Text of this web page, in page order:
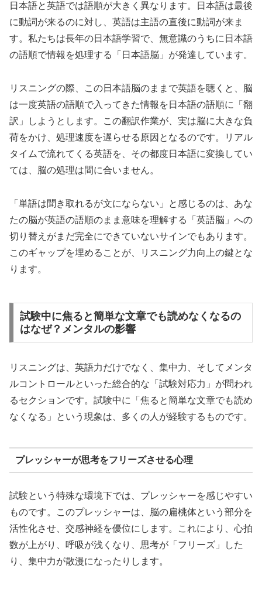
日本語と英語では語順が大きく異なります。日本語は最後
に動詞が来るのに対し、英語は主語の直後に動詞が来ま
す。私たちは長年の日本語学習で、無意識のうちに日本語
の語順で情報を処理する「日本語脳」が発達しています。
リスニングの際、この日本語脳のままで英語を聴くと、脳
は一度英語の語順で入ってきた情報を日本語の語順に「翻
訳」しようとします。この翻訳作業が、実は脳に大きな負
荷をかけ、処理速度を遅らせる原因となるのです。リアル
タイムで流れてくる英語を、その都度日本語に変換してい
ては、脳の処理は間に合いません。
「単語は聞き取れるが文にならない」と感じるのは、あな
たの脳が英語の語順のまま意味を理解する「英語脳」への
切り替えがまだ完全にできていないサインでもあります。
このギャップを埋めることが、リスニング力向上の鍵とな
ります。
試験中に焦ると簡単な文章でも読めなくなるの
はなぜ？メンタルの影響
リスニングは、英語力だけでなく、集中力、そしてメンタ
ルコントロールといった総合的な「試験対応力」が問われ
るセクションです。試験中に「焦ると簡単な文章でも読め
なくなる」という現象は、多くの人が経験するものです。
プレッシャーが思考をフリーズさせる心理
試験という特殊な環境下では、プレッシャーを感じやすい
ものです。このプレッシャーは、脳の扁桃体という部分を
活性化させ、交感神経を優位にします。これにより、心拍
数が上がり、呼吸が浅くなり、思考が「フリーズ」した
り、集中力が散漫になったりします。